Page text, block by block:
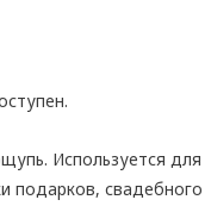
Используется для
подарков, свадебного